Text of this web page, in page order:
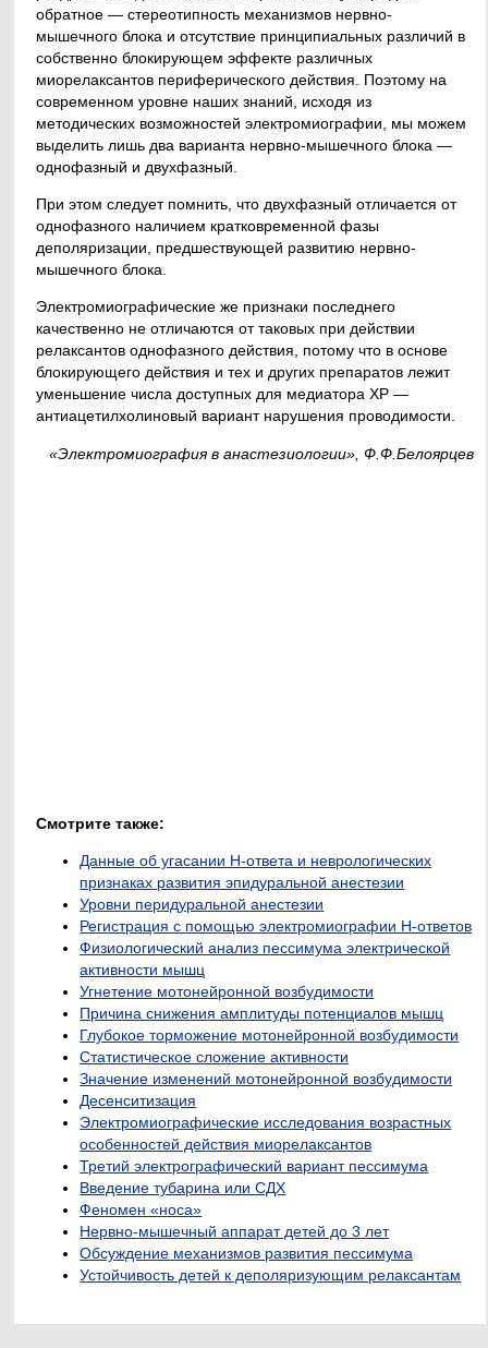
обратное — стереотипность механизмов нервно-
мышечного блока и отсутствие принципиальных различий в
собственно блокирующем эффекте различных
миорелаксантов периферического действия. Поэтому на
современном уровне наших знаний, исходя из
методических возможностей электромиографии, мы можем
выделить лишь два варианта нервно-мышечного блока —
однофазный и двухфазный.
При этом следует помнить, что двухфазный отличается от
однофазного наличием кратковременной фазы
деполяризации, предшествующей развитию нервно-
мышечного блока.
Электромиографические же признаки последнего
качественно не отличаются от таковых при действии
релаксантов однофазного действия, потому что в основе
блокирующего действия и тех и других препаратов лежит
уменьшение числа доступных для медиатора ХР —
антиацетилхолиновый вариант нарушения проводимости.
«Электромиография в анастезиологии», Ф.Ф.Белоярцев
Смотрите также:
Данные об угасании Н-ответа и неврологических
признаках развития эпидуральной анестезии
Уровни перидуральной анестезии
Регистрация с помощью электромиографии Н-ответов
Физиологический анализ пессимума электрической
активности мышц
Угнетение мотонейронной возбудимости
Причина снижения амплитуды потенциалов мышц
Глубокое торможение мотонейронной возбудимости
Статистическое сложение активности
Значение изменений мотонейронной возбудимости
Десенситизация
Электромиографические исследования возрастных
особенностей действия миорелаксантов
Третий электрографический вариант пессимума
Введение тубарина или СДХ
Феномен «носа»
Нервно-мышечный аппарат детей до 3 лет
Обсуждение механизмов развития пессимума
Устойчивость детей к деполяризующим релаксантам